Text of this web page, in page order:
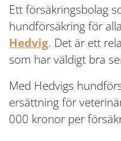
Ett försäkringsbolag
hundförsäkring för
Hedvig. Det är ett
som har väldigt bra
Med Hedvigs
ersättning för
000 kronor per